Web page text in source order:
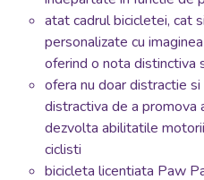
atat cadrul bicicletei, cat
personalizate cu
oferind o nota distinctiva
ofera nu doar distractie
distractiva de a promova
dezvolta abilitatile
ciclisti
bicicleta licentiata Paw